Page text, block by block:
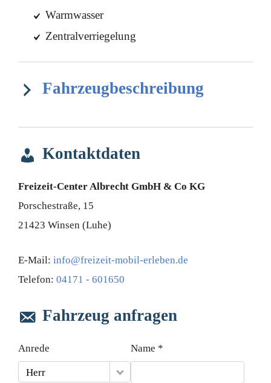
Warmwasser
Zentralverriegelung
Fahrzeugbeschreibung
Kontaktdaten
Freizeit-Center Albrecht GmbH & Co KG
Porschestraße, 15
21423 Winsen (Luhe)
E-Mail: info@freizeit-mobil-erleben.de
Telefon: 04171 - 601650
Fahrzeug anfragen
Anrede
Herr
Name *